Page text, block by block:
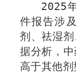
2025
件报告涉
剂、祛湿
据分析，
高于其他